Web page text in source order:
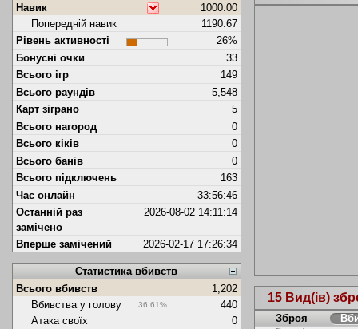
Навик
1000.00
Попередній навик
1190.67
Рівень активності
26%
Бонусні очки
33
Всього ігр
149
Всього раундів
5,548
Карт зіграно
5
Всього нагород
0
Всього кіків
0
Всього банів
0
Всього підключень
163
Час онлайн
33:56:46
Останній раз
замічено
2026-08-02 14:11:14
Вперше замічений 2026-02-17 17:26:34
Статистика вбивств
Всього вбивств
1,202
Вбивства у голову
36.61%
440
Атака своїх
0
15 Вид(ів)
Зброя